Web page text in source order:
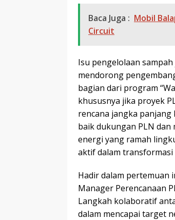
Baca Juga : Mobil
Circuit
Isu pengelolaan
mendorong
bagian dari program
khususnya jika proyek
rencana jangka
baik dukungan PLN
energi yang ramah
aktif dalam transformasi
Hadir dalam pertemuan
Manager Perencanaan
Langkah kolaboratif
dalam mencapai target